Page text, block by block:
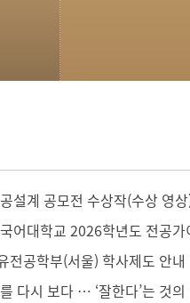
설계 공모전 수상작(수상 영
어대학교 2026학년도 전공가
전공학부(서울) 학사제도 안내
다시 보다 … ‘잘한다’는 것의